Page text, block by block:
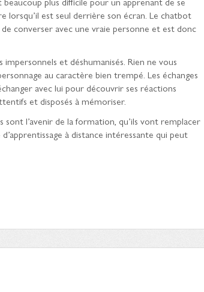
lorsqu’il est seul derrière son écran. Le chatbot
de converser avec une vraie personne et est donc
et déshumanisés. Rien ne vous
au caractère bien trempé. Les échanges
avec lui pour découvrir ses réactions
et disposés à mémoriser.
l’avenir de la formation, qu’ils vont remplacer
à distance intéressante qui peut